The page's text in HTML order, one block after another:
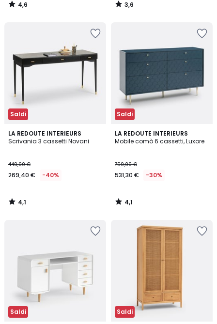
4,6
/
3,6
/
Saldi
LA REDOUTE INTERIEURS
Scrivania 3 cassetti Novani
449,00 €
269,40 € -40%
4,1
/ 5
4,1
/
Saldi
LA REDOUTE INTERIEURS
Mobile comò 6 cassetti, Luxore
759,00 €
531,30 € -30%
4,1
/ 5
4,1
/
Saldi Saldi